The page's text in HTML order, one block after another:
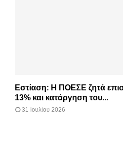
Εστίαση: Η ΠΟΕΣΕ ζητά
13% και κατάργηση του...
31 Ιουλίου 2026